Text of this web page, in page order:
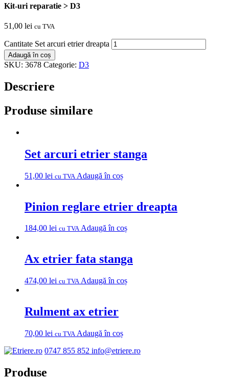
Kit-uri reparatie > D3
51,00 lei cu TVA
Cantitate Set arcuri etrier dreapta
Adaugă în coș
SKU: 3678 Categorie: D3
Descriere
Produse similare
Set arcuri etrier stanga
51,00 lei cu TVA Adaugă în coș
Pinion reglare etrier dreapta
184,00 lei cu TVA Adaugă în coș
Ax etrier fata stanga
474,00 lei cu TVA Adaugă în coș
Rulment ax etrier
70,00 lei cu TVA Adaugă în coș
0747 855 852 info@etriere.ro
Produse